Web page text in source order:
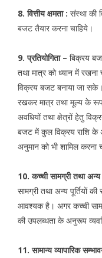
8. वित्तीय क्षमता : संस्था की
बजट तैयार करना चाहिये।
9. प्रतियोगिता – बिक्रय
तथा मात्र को ध्यान में रखना
विक्रय बजट बनाया जा
रखकर मात्र तथा मूल्य के रूप
अवधियों तथा क्षेत्रों हेतु
बजट में कुल विक्रय राशि के
अनुमान को भी शामिल करना
10. कच्ची सामग्री तथा अन्य
सामग्री तथा अन्य पूर्तियों
आवश्यक है। अगर कच्ची
की उपलब्धता के अनुरूप
11. सामान्य व्यापारिक